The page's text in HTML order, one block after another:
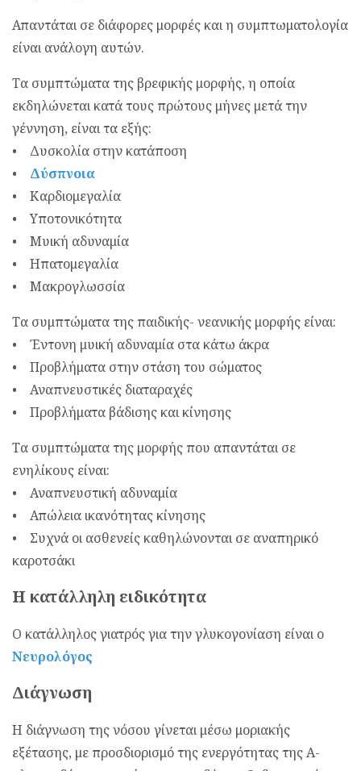
Απαντάται σε διάφορες μορφές και η συμπτωματολογία
είναι ανάλογη αυτών.
Τα συμπτώματα της βρεφικής μορφής, η οποία
εκδηλώνεται κατά τους πρώτους μήνες μετά την
γέννηση, είναι τα εξής:
• Δυσκολία στην κατάποση
• Δύσπνοια
• Καρδιομεγαλία
• Υποτονικότητα
• Μυική αδυναμία
• Ηπατομεγαλία
• Μακρογλωσσία
Τα συμπτώματα της παιδικής- νεανικής μορφής είναι:
• Έντονη μυική αδυναμία στα κάτω άκρα
• Προβλήματα στην στάση του σώματος
• Αναπνευστικές διαταραχές
• Προβλήματα βάδισης και κίνησης
Τα συμπτώματα της μορφής που απαντάται σε
ενηλίκους είναι:
• Αναπνευστική αδυναμία
• Απώλεια ικανότητας κίνησης
• Συχνά οι ασθενείς καθηλώνονται σε αναπηρικό
καροτσάκι
Η κατάλληλη ειδικότητα
Ο κατάλληλος γιατρός για την γλυκογονίαση είναι ο
Νευρολόγος
Διάγνωση
Η διάγνωση της νόσου γίνεται μέσω μοριακής
εξέτασης, με προσδιορισμό της ενεργότητας της Α-